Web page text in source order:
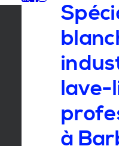
lave-
à